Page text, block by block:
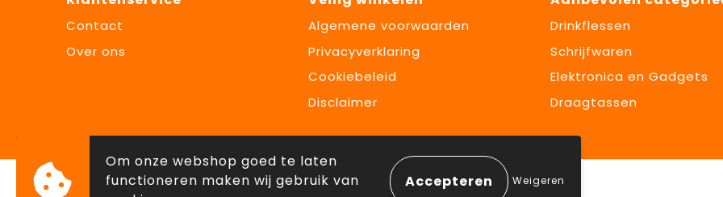
Contact
Over ons
Algemene voorwaarden
Privacyverklaring
Cookiebeleid
Disclaimer
Drinkflessen
Schrijfwaren
Elektronica en Gadgets
Draagtassen
Om onze webshop goed te laten
functioneren maken wij gebruik van
Weigeren